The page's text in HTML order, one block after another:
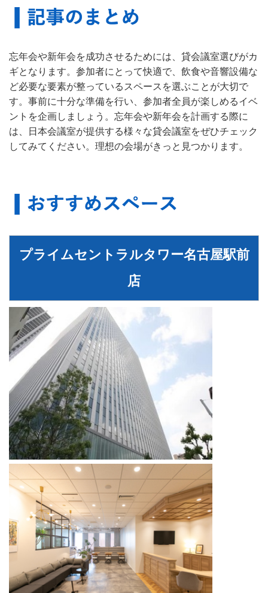
忘年会や新年会を成功させるためには、貸会議室選びがカ
ギとなります。参加者にとって快適で、飲食や音響設備な
ど必要な要素が整っているスペースを選ぶことが大切で
す。事前に十分な準備を行い、参加者全員が楽しめるイベ
ントを企画しましょう。忘年会や新年会を計画する際に
は、日本会議室が提供する様々な貸会議室をぜひチェック
してみてください。理想の会場がきっと見つかります。
プライムセントラルタワー名古屋駅前
店